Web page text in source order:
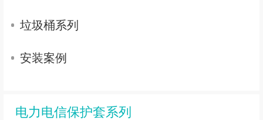
垃圾桶系列
安装案例
电力电信保护套系列